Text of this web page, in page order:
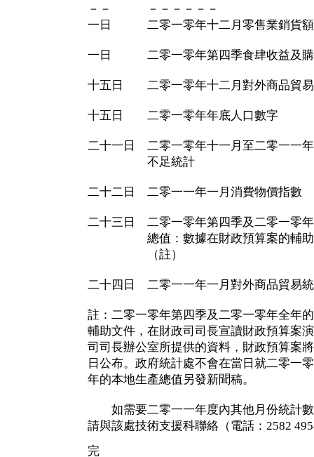
－－ －－－－－－
一日 二零一零年十二月零售業銷貨額
一日 二零一零年第四季食肆收益及購
十五日 二零一零年十二月對外商品貿易
十五日 二零一零年年底人口數字
二十一日 二零一零年十一月至二零一一
不足統計
二十二日 二零一一年一月消費物價指數
二十三日 二零一零年第四季及二零一零
總值：數據在財政預算案的輔助
（註）
二十四日 二零一一年一月對外商品貿易
註：二零一零年第四季及二零一零年全年
輔助文件，在財政司司長宣讀財政預算案
司司長辦公室所提供的資料，財政預算案
日公布。政府統計處不會在當日就二零一
年的本地生產總值另發新聞稿。
如需要二零一一年度內其他月份統計數
請與該處技術支援科聯絡（電話：2582
完